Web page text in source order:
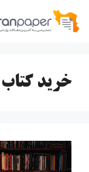
پرش
خرید